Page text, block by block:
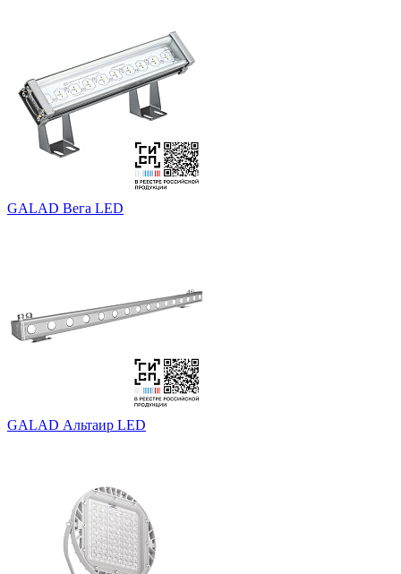
GALAD Вега LED
GALAD Альтаир LED